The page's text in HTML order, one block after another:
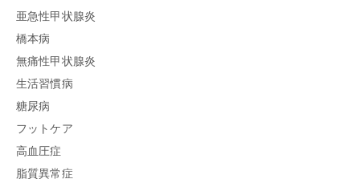
亜急性甲状腺炎
橋本病
無痛性甲状腺炎
生活習慣病
糖尿病
フットケア
高血圧症
脂質異常症